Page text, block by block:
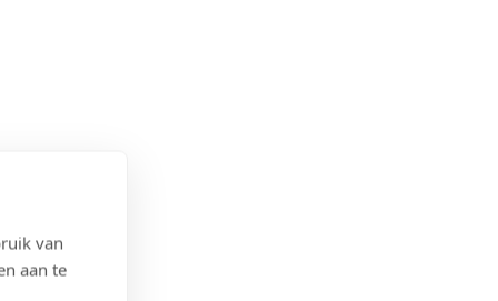
van
aan te